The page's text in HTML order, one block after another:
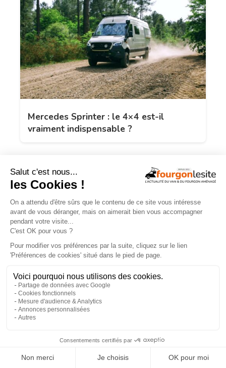
Mercedes Sprinter : le 4×4 est-il
vraiment indispensable ?
ESSAIS
qui ne ressemble à aucun autre